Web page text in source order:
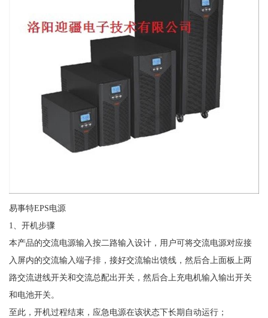
易事特EPS电源
1、开机步骤
本产品的交流电源输入按二路输入设计，用户可将交流电源对应接
入屏内的交流输入端子排，接好交流输出馈线，然后合上面板上两
路交流进线开关和交流总配出开关，然后合上充电机输入输出开关
和电池开关。
至此，开机过程结束，应急电源在该状态下长期自动运行；